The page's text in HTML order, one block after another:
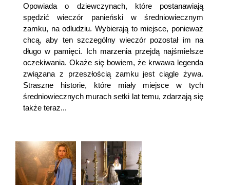
Opowiada o dziewczynach, które postanawiają
spędzić wieczór panieński w średniowiecznym
zamku, na odludziu. Wybierają to miejsce, ponieważ
chcą, aby ten szczególny wieczór pozostał im na
długo w pamięci. Ich marzenia przejdą najśmielsze
oczekiwania. Okaże się bowiem, że krwawa legenda
związana z przeszłością zamku jest ciągle żywa.
Straszne historie, które miały miejsce w tych
średniowiecznych murach setki lat temu, zdarzają się
także teraz...